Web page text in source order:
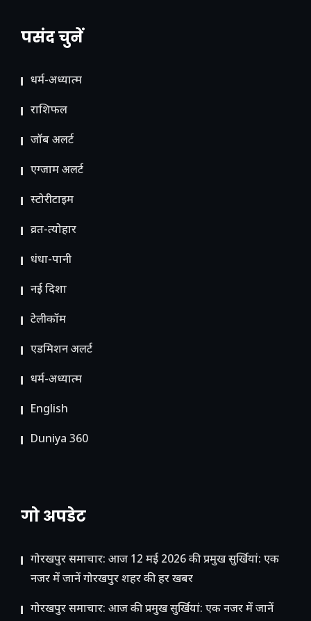
पसंद चुनें
धर्म-अध्यात्म
राशिफल
जॉब अलर्ट
एग्जाम अलर्ट
स्टोरीटाइम
व्रत-त्योहार
धंधा-पानी
नई दिशा
टेलीकॉम
ए​डमिशन अलर्ट
धर्म-अध्यात्म
English
Duniya 360
गो अपडेट
गोरखपुर समाचार: आज 12 मई 2026 की प्रमुख सुर्खियां: एक
नजर में जानें गोरखपुर शहर की हर खबर
गोरखपुर समाचार: आज की प्रमुख सुर्खियां: एक नजर में जानें